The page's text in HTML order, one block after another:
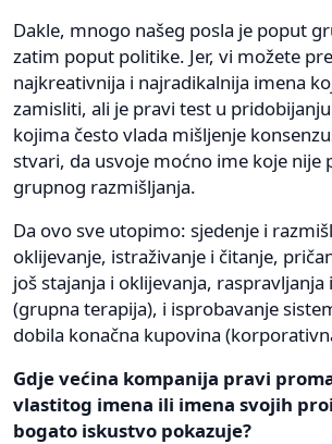
Dakle, mnogo našeg posla je poput
zatim poput politike. Jer, vi možete
najkreativnija i najradikalnija imena
zamisliti, ali je pravi test u
kojima često vlada mišljenje
stvari, da usvoje moćno ime koje nije
grupnog razmišljanja.
Da ovo sve utopimo: sjedenje i
oklijevanje, istraživanje i čitanje,
još stajanja i oklijevanja,
(grupna terapija), i isprobavanje
dobila konačna kupovina
Gdje većina kompanija pravi
vlastitog imena ili imena svojih
bogato iskustvo pokazuje?